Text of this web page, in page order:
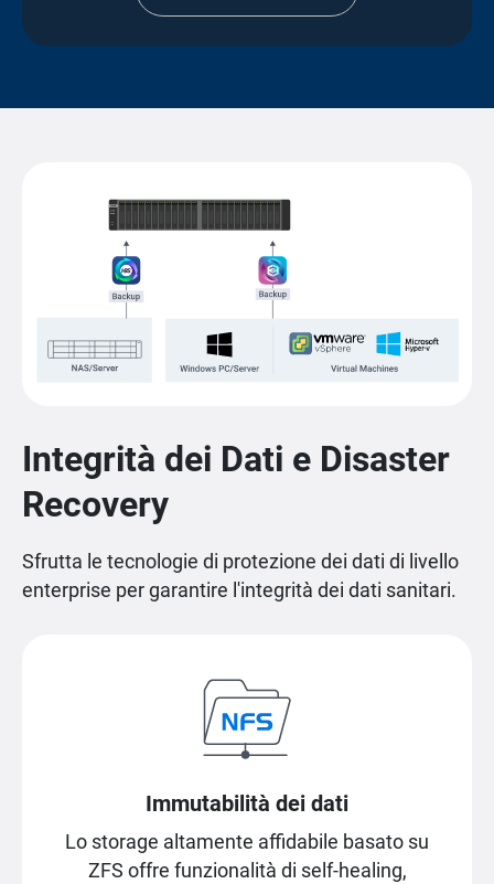
Integrità dei Dati e Disaster
Recovery
Sfrutta le tecnologie di protezione dei dati di livello
enterprise per garantire l'integrità dei dati sanitari.
Immutabilità dei dati
Lo storage altamente affidabile basato su
ZFS offre funzionalità di self-healing,